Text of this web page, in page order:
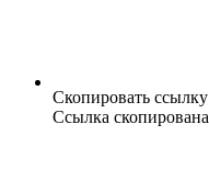
Скопировать ссылку
Ссылка скопирована